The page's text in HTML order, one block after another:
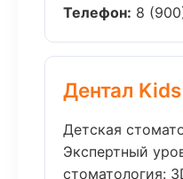
Телефон: 8
Дентал
Детская
Экспертный
стоматология: